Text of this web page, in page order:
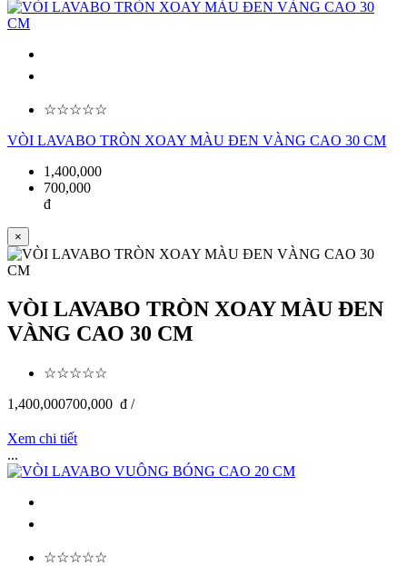
☆☆☆☆☆
VÒI LAVABO TRÒN XOAY MÀU ĐEN VÀNG CAO 30 CM
1,400,000
700,000
đ
×
VÒI LAVABO TRÒN XOAY MÀU ĐEN
VÀNG CAO 30 CM
☆☆☆☆☆
1,400,000700,000 đ /
Xem chi tiết
...
☆☆☆☆☆